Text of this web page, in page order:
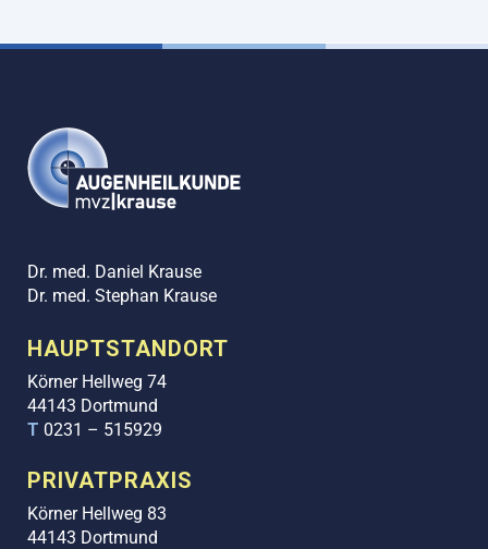
Dr. med. Daniel Krause
Dr. med. Stephan Krause
HAUPTSTANDORT
Körner Hellweg 74
44143 Dortmund
T 0231 – 515929
PRIVATPRAXIS
Körner Hellweg 83
44143 Dortmund